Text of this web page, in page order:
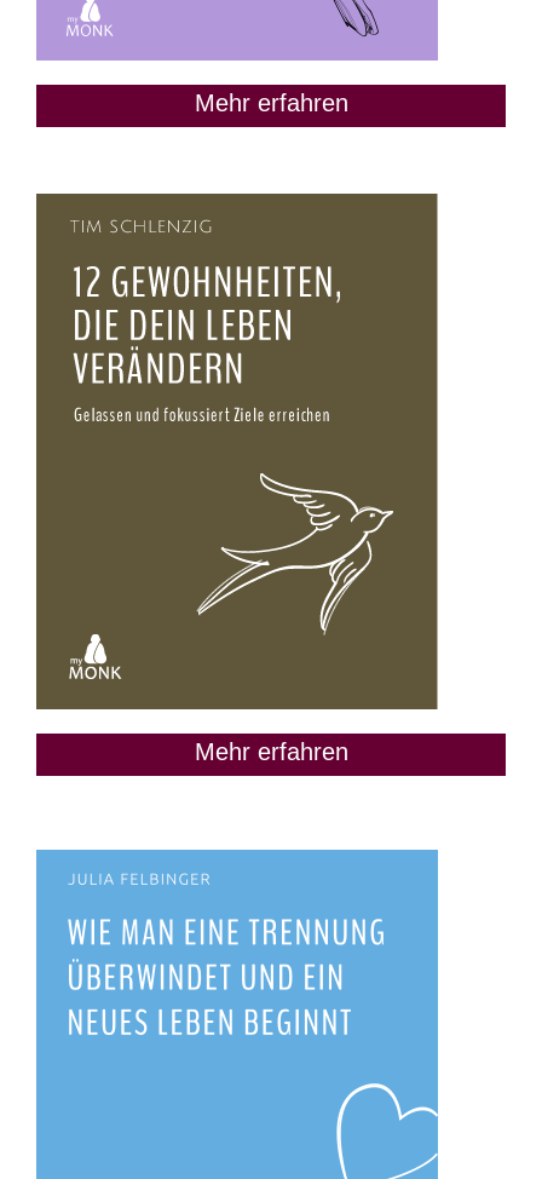
Mehr erfahren
Mehr erfahren